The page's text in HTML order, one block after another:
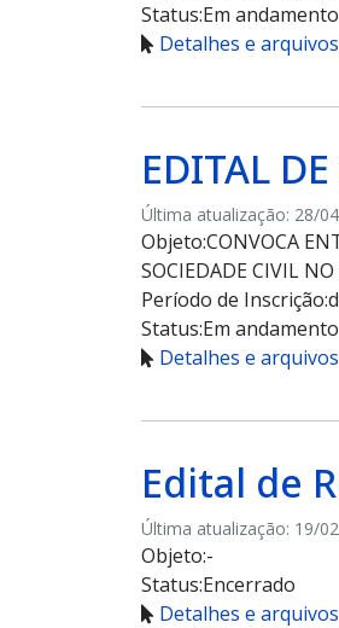
Status:Em andamento
Detalhes e
EDITAL
Última atualização: 28/
Objeto:CONVOCA
SOCIEDADE CIVIL
Período de Inscrição:
Status:Em andamento
Detalhes e
Edital de
Última atualização: 19/
Objeto:-
Status:Encerrado
Detalhes e